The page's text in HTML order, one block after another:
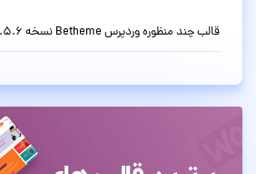
قالب چند منظوره وردپرس Betheme نسخه 28.5.6